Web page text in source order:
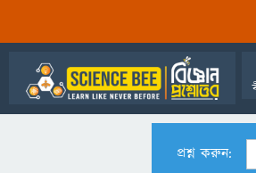
প্রশ্ন করুন: